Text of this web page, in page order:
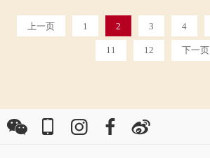
上一页 1 2 3 4
11 12 下一页